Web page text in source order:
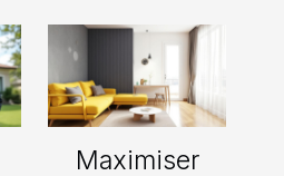
Maximiser